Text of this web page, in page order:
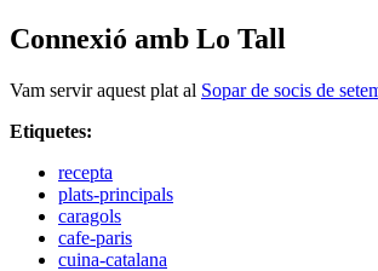
Connexió amb Lo Tall
Vam servir aquest plat al Sopar de socis de
Etiquetes:
recepta
plats-principals
caragols
cafe-paris
cuina-catalana